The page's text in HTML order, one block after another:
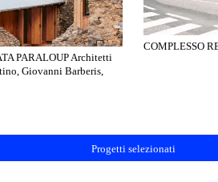
PARALOUP Architetti
Giovanni Barberis,
COMPLESSO
Progetti selezionati